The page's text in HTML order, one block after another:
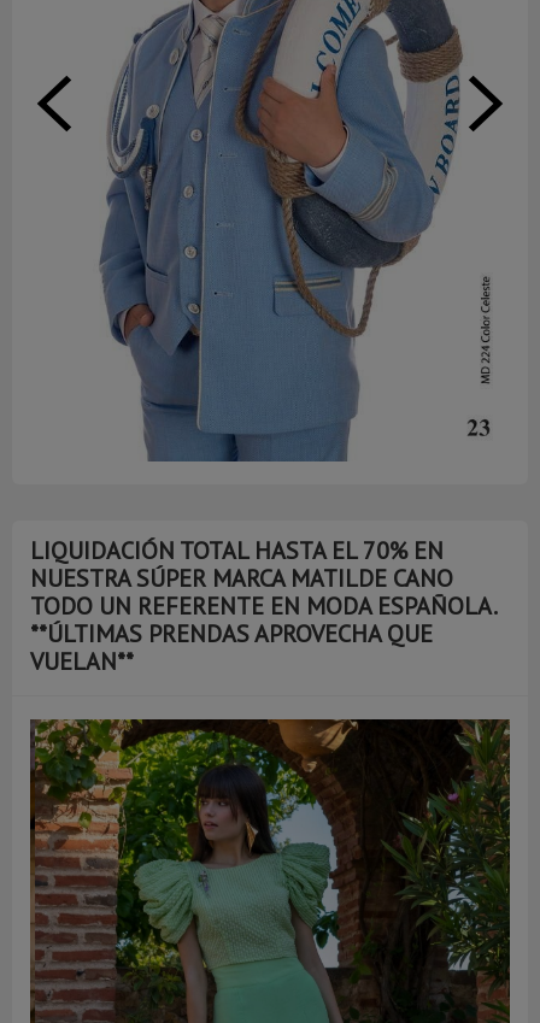
LIQUIDACIÓN TOTAL HASTA EL 70% EN
NUESTRA SÚPER MARCA MATILDE CANO
TODO UN REFERENTE EN MODA ESPAÑOLA.
**ÚLTIMAS PRENDAS APROVECHA QUE
VUELAN**